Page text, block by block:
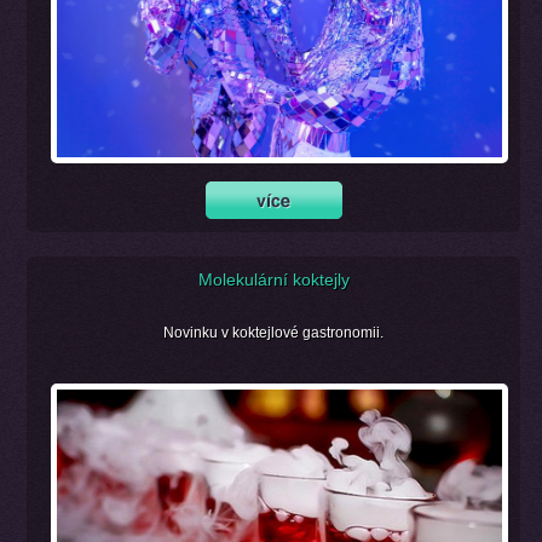
Molekulární koktejly
Novinku v koktejlové gastronomii.